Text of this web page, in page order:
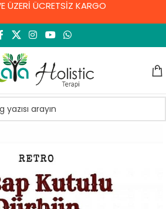
ÜZERİ ÜCRETSİZ KARGO